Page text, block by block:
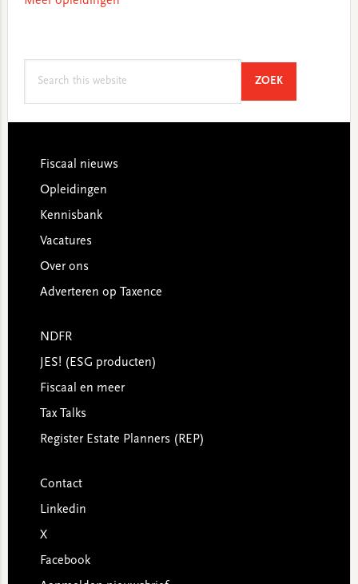
ZOEKSEARCH
Footer
Fiscaal nieuws
Opleidingen
Kennisbank
Vacatures
Over ons
Adverteren op Taxence
NDFR
JES! (ESG producten)
Fiscaal en meer
Tax Talks
Register Estate Planners (REP)
Contact
Linkedin
X
Facebook